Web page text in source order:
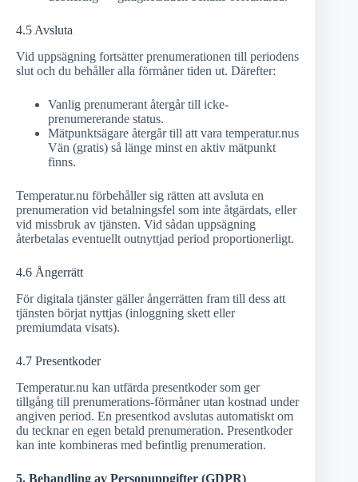
4.5 Avsluta
Vid uppsägning fortsätter prenumerationen till periodens
slut och du behåller alla förmåner tiden ut. Därefter:
Vanlig prenumerant återgår till icke-
prenumererande status.
Mätpunktsägare återgår till att vara temperatur.nus
Vän (gratis) så länge minst en aktiv mätpunkt
finns.
Temperatur.nu förbehåller sig rätten att avsluta en
prenumeration vid betalningsfel som inte åtgärdats, eller
vid missbruk av tjänsten. Vid sådan uppsägning
återbetalas eventuellt outnyttjad period proportionerligt.
4.6 Ångerrätt
För digitala tjänster gäller ångerrätten fram till dess att
tjänsten börjat nyttjas (inloggning skett eller
premiumdata visats).
4.7 Presentkoder
Temperatur.nu kan utfärda presentkoder som ger
tillgång till prenumerations-förmåner utan kostnad under
angiven period. En presentkod avslutas automatiskt om
du tecknar en egen betald prenumeration. Presentkoder
kan inte kombineras med befintlig prenumeration.
5. Behandling av Personuppgifter (GDPR)